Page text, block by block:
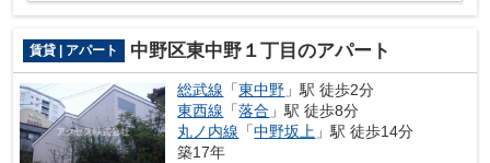
賃貸 | アパート 中野区東中野１丁目のアパート
総武線 「東中野 」駅 徒歩2分
東西線 「落合 」駅 徒歩8分
丸ノ内線 「中野坂上 」駅 徒歩14分
築17年